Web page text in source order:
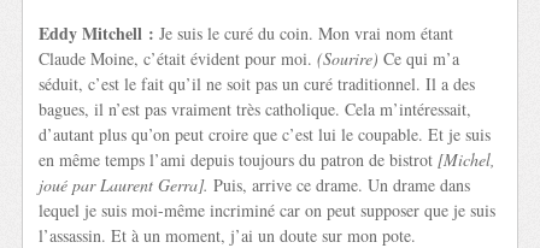
Eddy Mitchell : Je suis le curé du coin. Mon vrai nom étant
Claude Moine, c’était évident pour moi.(Sourire) Ce qui m’a
séduit, c’est le fait qu’il ne soit pas un curé traditionnel. Il a des
bagues, il n’est pas vraiment très catholique. Cela m’intéressait,
d’autant plus qu’on peut croire que c’est lui le coupable. Et je suis
en même temps l’ami depuis toujours du patron de bistrot [Michel,
joué par Laurent Gerra]. Puis, arrive ce drame. Un drame dans
lequel je suis moi-même incriminé car on peut supposer que je suis
l’assassin. Et à un moment, j’ai un doute sur mon pote.